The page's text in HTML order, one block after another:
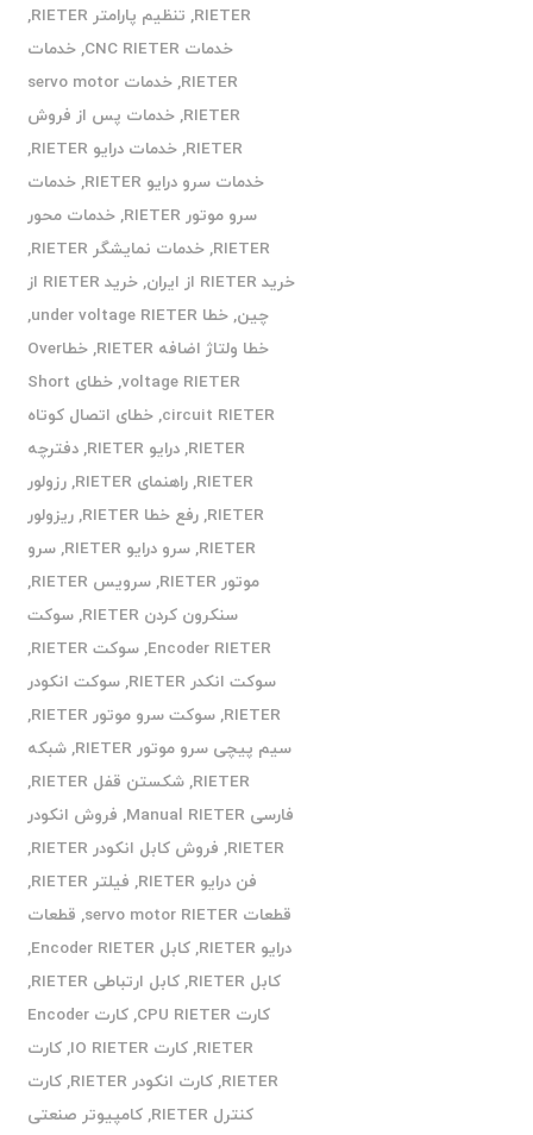
RIETER
, تنظیم پارامتر RIETER
,
خدمات CNC RIETER
,خدمات
RIETER
,
خدمات servo motor
RIETER
,خدمات پس از فروش
RIETER
,خدمات درایو RIETER
,
خدمات سرو درایو RIETER
,خدمات
سرو موتور RIETER
,خدمات محور
RIETER
,خدمات نمایشگر RIETER
,
خرید RIETER از ایران
,
خرید RIETER از
چین,خطا under voltage RIETER
,
خطا ولتاژ اضافه RIETER
,
خطاOver
voltage RIETER
,
خطای Short
circuit RIETER
,خطای اتصال کوتاه
RIETER
,درایو RIETER ,دفترچه
RIETER
,راهنمای RIETER ,رزولور
RIETER
,رفع خطا RIETER ,ریزولور
RIETER
,سرو درایو RIETER ,سرو
موتور RIETER
,سرویس RIETER
,
سنکرون کردن RIETER
,سوکت
Encoder RIETER
,سوکت RIETER
,
سوکت انکدر RIETER
,سوکت انکودر
RIETER
,سوکت سرو موتور RIETER
,
سیم پیچی سرو موتور RIETER
,شبکه
RIETER
,شکستن قفل RIETER
,
فارسی Manual RIETER
, فروش انکودر
RIETER
, فروش کابل انکودر RIETER
,
فن درایو RIETER
, فیلتر RIETER
,
قطعات servo motor RIETER
, قطعات
درایو RIETER
,کابل Encoder RIETER
,
کابل RIETER
,کابل ارتباطی RIETER
,
کارت CPU RIETER
,
کارت Encoder
RIETER
,کارت IO RIETER ,کارت
RIETER
,کارت انکودر RIETER ,کارت
کنترل RIETER
,کامپیوتر صنعتی